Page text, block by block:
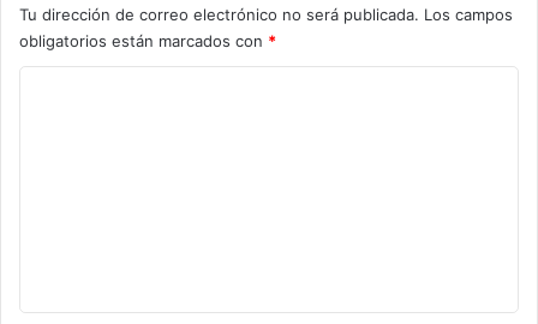
Tu dirección de correo electrónico no será publicada. Los campos
obligatorios están marcados con *